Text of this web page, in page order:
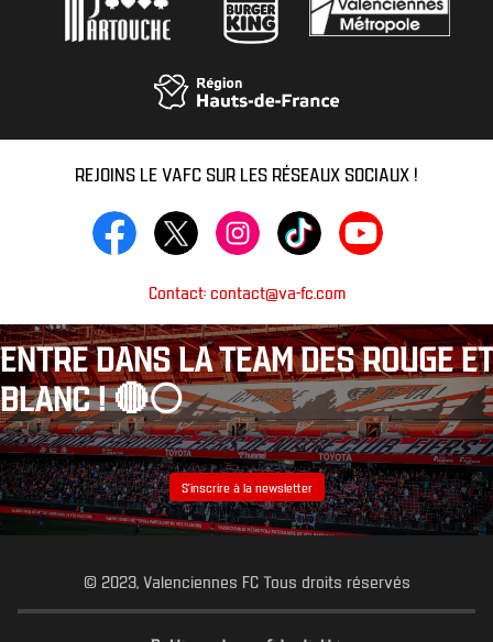
REJOINS LE VAFC SUR LES RÉSEAUX SOCIAUX !
Contact: contact@va-fc.com
ENTRE DANS LA TEAM DES ROUGE ET
BLANC ! 🔴⚪️
S’inscrire à la newsletter
© 2023, Valenciennes FC Tous droits réservés